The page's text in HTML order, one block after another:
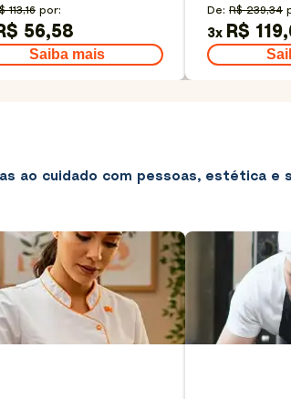
113,16 por:
56,58
Saiba mais
De: R$ 239,34
3x R$
ao cuidado com pessoas, estética e